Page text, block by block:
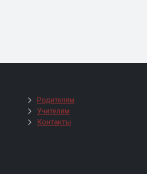
Родителям
Учителям
Контакты